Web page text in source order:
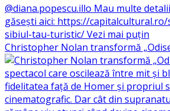
Christopher Nolan transformă